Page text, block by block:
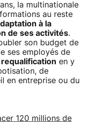
la multinationale
au reste
à la
de ses activités.
son budget de
ses employés de
en y
de
en entreprise ou du
120 millions de